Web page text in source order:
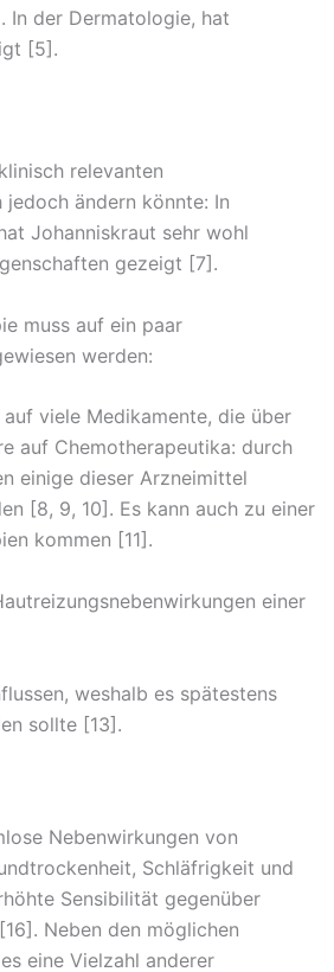
In der Dermatologie, hat
[5].
relevanten
ändern könnte: In
Johanniskraut sehr wohl
gezeigt [7].
muss auf ein paar
werden:
viele Medikamente, die über
auf Chemotherapeutika: durch
einige dieser Arzneimittel
[8, 9, 10]. Es kann auch zu einer
kommen [11].
einer
weshalb es spätestens
sollte [13].
Nebenwirkungen von
Schläfrigkeit und
Sensibilität gegenüber
Neben den möglichen
eine Vielzahl anderer